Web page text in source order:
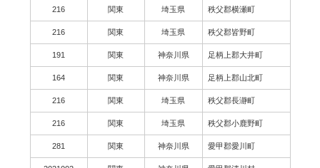
216 関東 埼玉県 秩父郡横瀬町
216 関東 埼玉県 秩父郡皆野町
191 関東 神奈川県 足柄上郡大井町
164 関東 神奈川県 足柄上郡山北町
216 関東 埼玉県 秩父郡長瀞町
216 関東 埼玉県 秩父郡小鹿野町
281 関東 神奈川県 愛甲郡愛川町